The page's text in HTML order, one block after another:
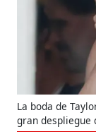
La boda de
gran despliegue